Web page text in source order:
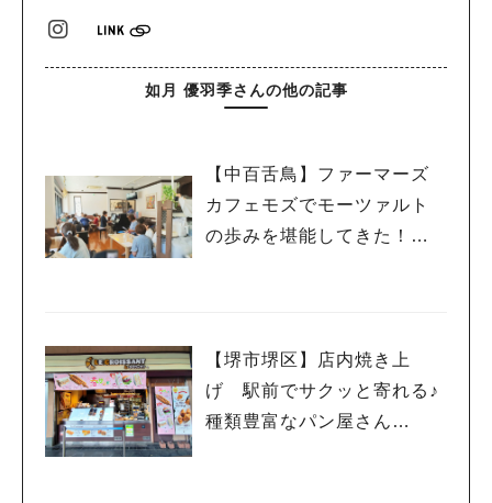
如月 優羽季さんの他の記事
【中百舌鳥】ファーマーズ
カフェモズでモーツァルト
の歩みを堪能してきた！
【堺市堺区】店内焼き上
げ 駅前でサクッと寄れる♪
種類豊富なパン屋さん